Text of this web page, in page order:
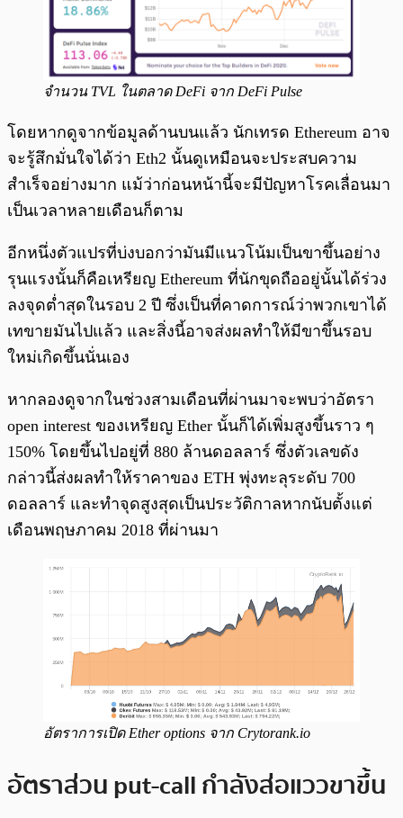
จำนวน TVL ในตลาด DeFi จาก DeFi Pulse
โดยหากดูจากข้อมูลด้านบนแล้ว นักเทรด Ethereum อาจ
จะรู้สึกมั่นใจได้ว่า Eth2 นั้นดูเหมือนจะประสบความ
สำเร็จอย่างมาก แม้ว่าก่อนหน้านี้จะมีปัญหาโรคเลื่อนมา
เป็นเวลาหลายเดือนก็ตาม
อีกหนึ่งตัวแปรที่บ่งบอกว่ามันมีแนวโน้มเป็นขาขึ้นอย่าง
รุนแรงนั้นก็คือเหรียญ Ethereum ที่นักขุดถืออยู่นั้นได้ร่วง
ลงจุดต่ำสุดในรอบ 2 ปี ซึ่งเป็นที่คาดการณ์ว่าพวกเขาได้
เทขายมันไปแล้ว และสิ่งนี้อาจส่งผลทำให้มีขาขึ้นรอบ
ใหม่เกิดขึ้นนั่นเอง
หากลองดูจากในช่วงสามเดือนที่ผ่านมาจะพบว่าอัตรา
open interest ของเหรียญ Ether นั้นก็ได้เพิ่มสูงขึ้นราว ๆ
150% โดยขึ้นไปอยู่ที่ 880 ล้านดอลลาร์ ซึ่งตัวเลขดัง
กล่าวนี้ส่งผลทำให้ราคาของ ETH พุ่งทะลุระดับ 700
ดอลลาร์ และทำจุดสูงสุดเป็นประวัติกาลหากนับตั้งแต่
เดือนพฤษภาคม 2018 ที่ผ่านมา
อัตราการเปิด Ether options จาก Crytorank.io
อัตราส่วน put-call กำลังส่อแววขาขึ้น